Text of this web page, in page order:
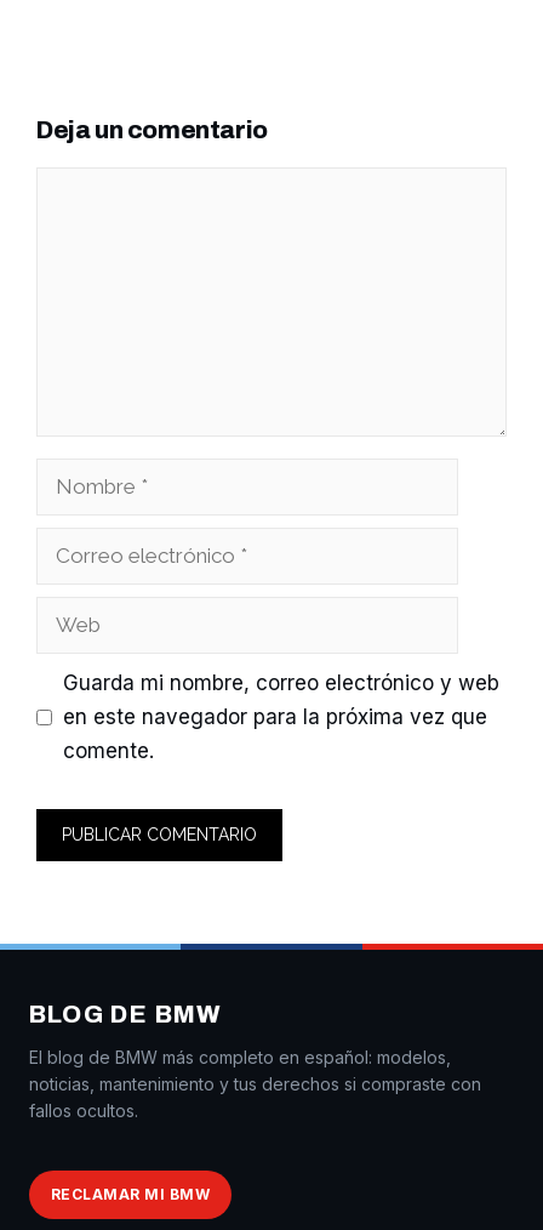
Deja un comentario
Nombre
Correo
Web
Guarda mi nombre, correo electrónico y web
en este navegador para la próxima vez que
comente.
BLOG DE BMW
El blog de BMW más completo en español: modelos,
noticias, mantenimiento y tus derechos si compraste con
fallos ocultos.
RECLAMAR MI BMW